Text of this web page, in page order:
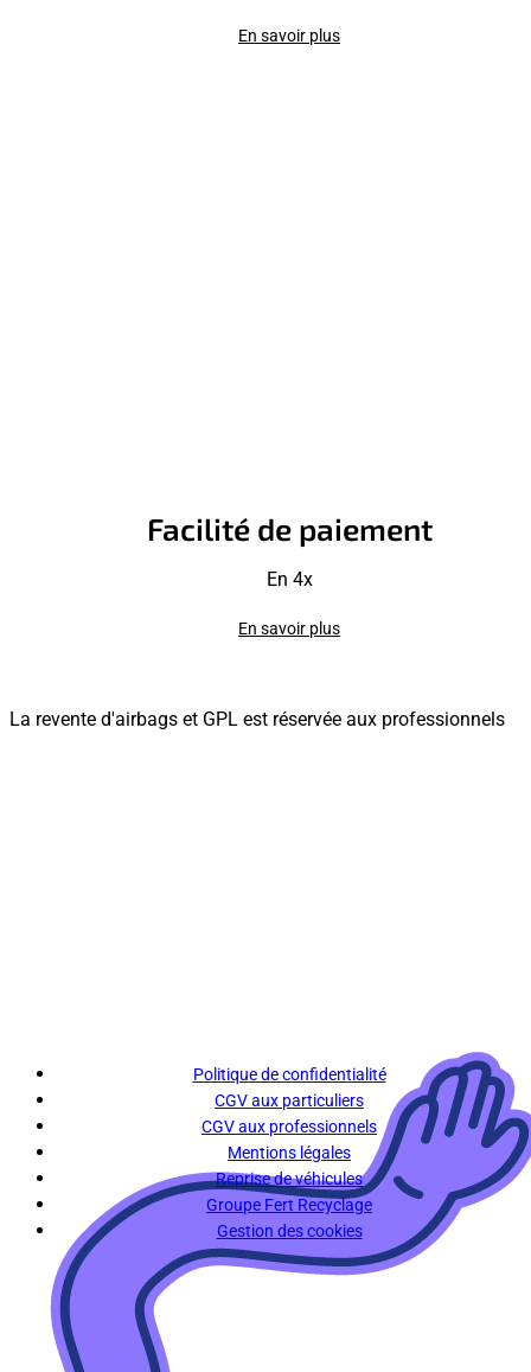
En savoir plus
Facilité de paiement
En 4x
En savoir plus
La revente d'airbags et GPL est réservée aux professionnels
Politique de confidentialité
CGV aux particuliers
CGV aux professionnels
Mentions légales
Reprise de véhicules
Groupe Fert Recyclage
Gestion des cookies